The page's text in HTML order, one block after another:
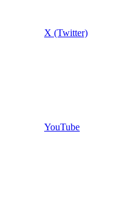
X (Twitter)
YouTube